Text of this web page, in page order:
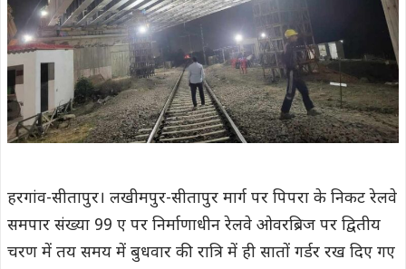
हरगांव-सीतापुर। लखीमपुर-सीतापुर मार्ग पर पिपरा के निकट रेलवे
समपार संख्या 99 ए पर निर्माणाधीन रेलवे ओवरब्रिज पर द्वितीय
चरण में तय समय में बुधवार की रात्रि में ही सातों गर्डर रख दिए गए